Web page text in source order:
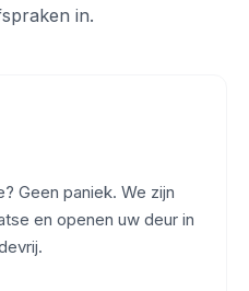
in.
Geen paniek. We zijn
en openen uw deur in